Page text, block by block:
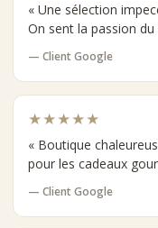
« Une sélection
On sent la passion
— Client Google
★★★★★
« Boutique
pour les cadeaux
— Client Google